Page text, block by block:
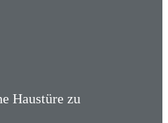
Haustüre zu